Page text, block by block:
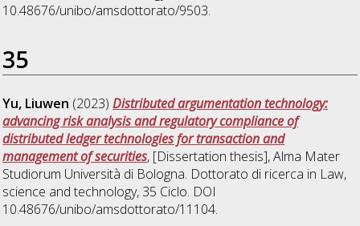
10.48676/unibo/amsdottorato/9503.
35
Yu, Liuwen (2023)Distributed argumentation technology:
advancing risk analysis and regulatory compliance of
distributed ledger technologies for transaction and
management of securities, [Dissertation thesis], Alma Mater
Studiorum Università di Bologna. Dottorato di ricerca in Law,
science and technology, 35 Ciclo. DOI
10.48676/unibo/amsdottorato/11104.